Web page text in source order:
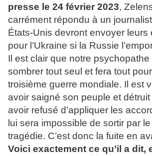
presse le 24 février 2023,
carrément répondu à un
États-Unis devront envoyer leurs
pour l’Ukraine si la Russie
Il est clair que notre psychopathe
sombrer tout seul et fera tout
troisième guerre mondiale. Il est
avoir saigné son peuple et
avoir refusé d’appliquer les
lui sera impossible de sortir par
tragédie. C’est donc la fuite en
Voici exactement ce qu’il a dit,